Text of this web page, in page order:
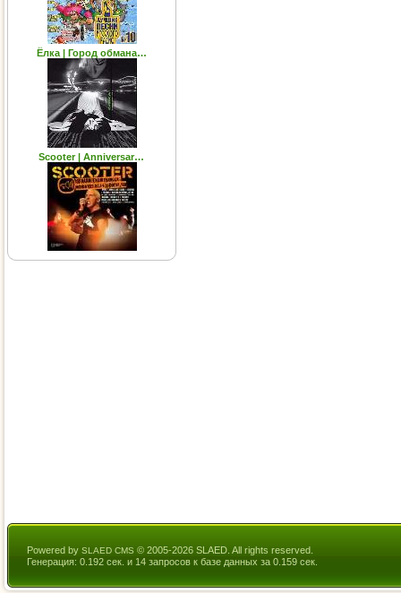
Ёлка | Город обмана…
Scooter | Anniversar…
Powered by SLAED CMS © 2005-2026 SLAED. All rights reserved.
Генерация: 0.192 сек. и 14 запросов к базе данных за 0.159 сек.